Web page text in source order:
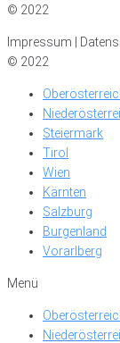
© 2022
Impressum |
© 2022
Steiermark
Tirol
Wien
Kärnten
Salzburg
Burgenland
Vorarlberg
Menü